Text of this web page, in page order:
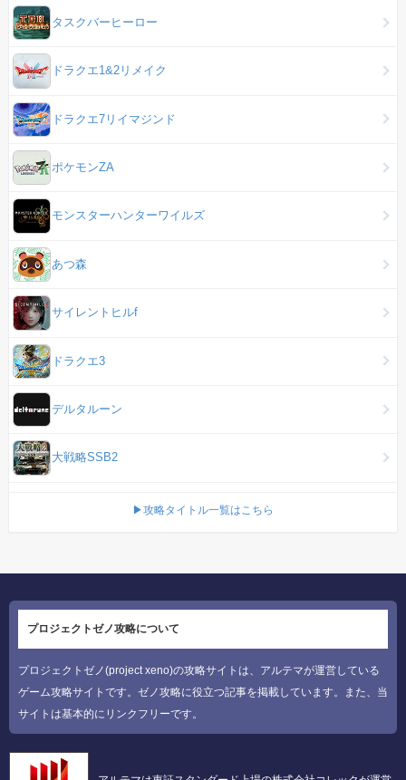
タスクバーヒーロー
ドラクエ1&2リメイク
ドラクエ7リイマジンド
ポケモンZA
モンスターハンターワイルズ
あつ森
サイレントヒルf
ドラクエ3
デルタルーン
大戦略SSB2
▶攻略タイトル一覧はこちら
プロジェクトゼノ攻略について
プロジェクトゼノ(project xeno)の攻略サイトは、アルテマが運営している
ゲーム攻略サイトです。ゼノ攻略に役立つ記事を掲載しています。また、当
サイトは基本的にリンクフリーです。